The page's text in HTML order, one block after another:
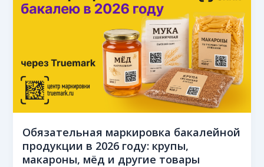
Обязательная маркировка бакалейной
продукции в 2026 году: крупы,
макароны, мёд и другие товары